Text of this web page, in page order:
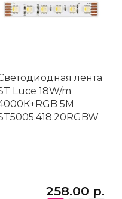
лента
Luce 18W/m
5M
258.00 р.